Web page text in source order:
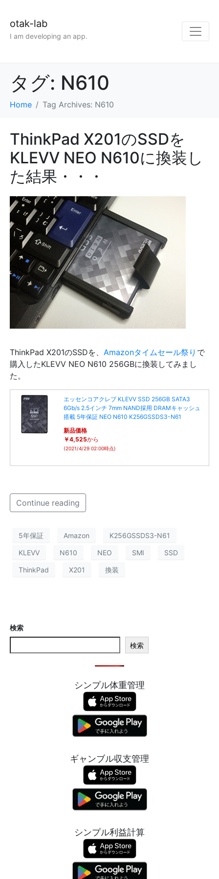
otak-lab
I am developing an app.
タグ: N610
Home Tag Archives: N610
ThinkPad X201のSSDを
KLEVV NEO N610に換装し
た結果・・・
ThinkPad X201のSSDを、 Amazonタイムセール祭り で
購入したKLEVV NEO N610 256GBに換装してみまし
た。
エッセンコアクレブ KLEVV SSD 256GB SATA3
6Gb/s 2.5インチ 7mm NAND採用 DRAMキャッシュ
搭載 5年保証 NEO N610 K256GSSDS3-N61
新品価格
￥4,525から
(2021/4/29 02:00時点)
Continue reading
5年保証 Amazon K256GSSDS3-N61
KLEVV N610 NEO SMI SSD
ThinkPad X201 換装
検索
検索
シンプル体重管理
ギャンブル収支管理
シンプル利益計算